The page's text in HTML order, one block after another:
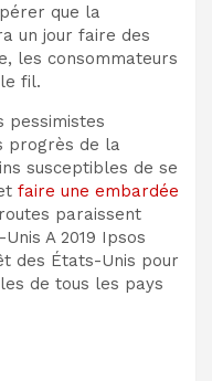
que la
un jour faire des
les consommateurs
fil.
pessimistes
progrès de la
susceptibles de se
faire une embardée
paraissent
A 2019 Ipsos
des États-Unis pour
de tous les pays